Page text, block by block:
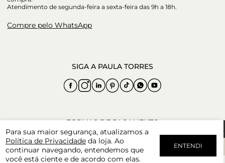
Para sua maior segurança, atualizamos a
Política de Privacidade da loja. Ao
continuar navegando, entendemos que
você está ciente e de acordo com elas.
ENTENDI
Atendimento de segunda-feira a sexta-feira das 9h a 18h.
Compre pelo WhatsApp